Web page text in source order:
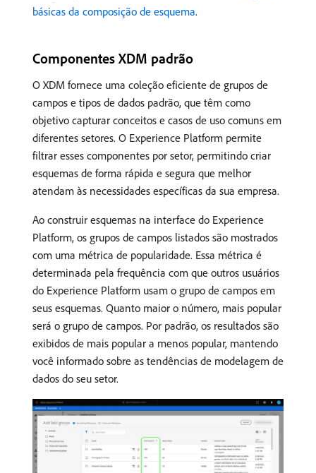
básicas da composição de esquema.
Componentes XDM padrão
O XDM fornece uma coleção eficiente de grupos de
campos e tipos de dados padrão, que têm como
objetivo capturar conceitos e casos de uso comuns em
diferentes setores. O Experience Platform permite
filtrar esses componentes por setor, permitindo criar
esquemas de forma rápida e segura que melhor
atendam às necessidades específicas da sua empresa.
Ao construir esquemas na interface do Experience
Platform, os grupos de campos listados são mostrados
com uma métrica de popularidade. Essa métrica é
determinada pela frequência com que outros usuários
do Experience Platform usam o grupo de campos em
seus esquemas. Quanto maior o número, mais popular
será o grupo de campos. Por padrão, os resultados são
exibidos de mais popular a menos popular, mantendo
você informado sobre as tendências de modelagem de
dados do seu setor.